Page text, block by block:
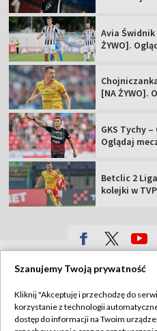
Avia Świdnik
ŻYWO].
[NA ŻYWO].
GKS Tychy
Oglądaj
Betclic 2
kolejki w TVP
Polityka
Szanujemy Twoją prywatność
Kliknij "Akceptuję i przechodzę do
korzystanie z technologii
dostęp do informacji na Twoim